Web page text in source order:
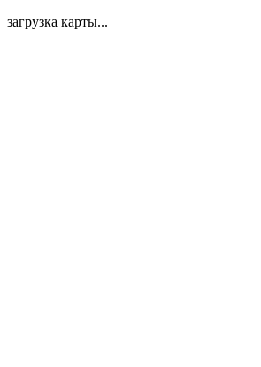
загрузка карты...